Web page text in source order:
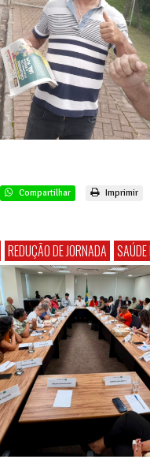
Compartilhar Imprimir
REDUÇÃO DE JORNADA